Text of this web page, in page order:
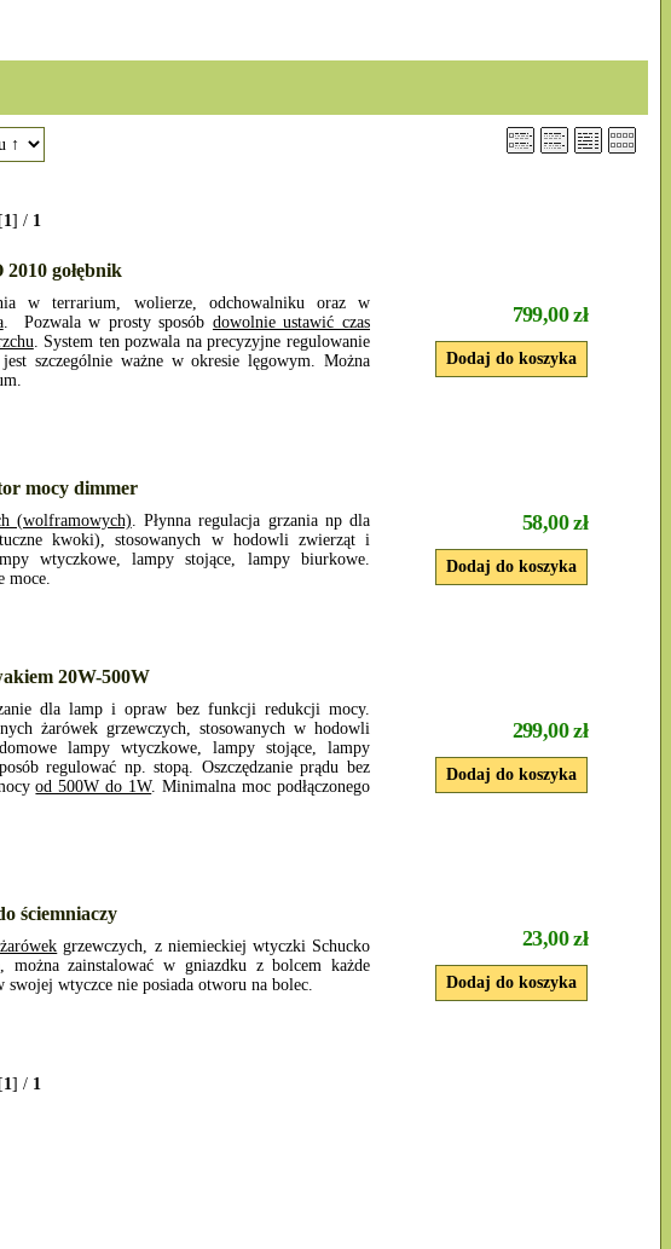
1] / 1
gołębnik
w terrarium, wolierze, odchowalniku oraz w
. Pozwala w prosty sposób dowolnie ustawić czas
. System ten pozwala na precyzyjne regulowanie
szczególnie ważne w okresie lęgowym. Można
799,00 zł
mocy dimmer
(wolframowych). Płynna regulacja grzania np dla
kwoki), stosowanych w hodowli zwierząt i
wtyczkowe, lampy stojące, lampy biurkowe.
moce.
58,00 zł
20W-500W
dla lamp i opraw bez funkcji redukcji mocy.
żarówek grzewczych, stosowanych w hodowli
lampy wtyczkowe, lampy stojące, lampy
regulować np. stopą. Oszczędzanie prądu bez
od 500W do 1W. Minimalna moc podłączonego
299,00 zł
ściemniaczy
grzewczych, z niemieckiej wtyczki Schucko
zainstalować w gniazdku z bolcem każde
wtyczce nie posiada otworu na bolec.
23,00 zł
1] / 1